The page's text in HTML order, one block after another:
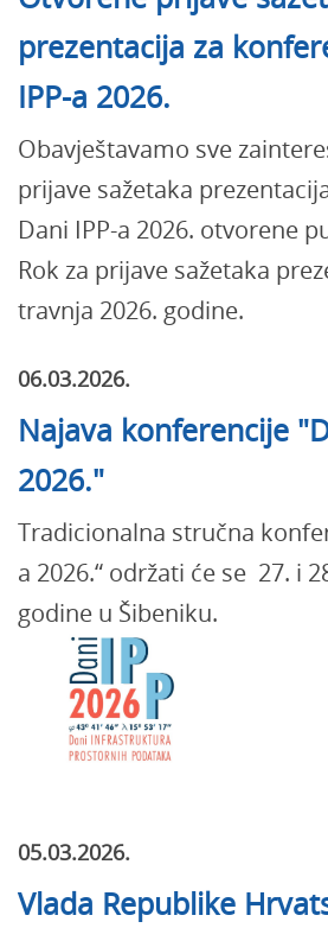
prezentacija za
IPP-a 2026.
Obavještavamo sve
prijave sažetaka
Dani IPP-a 2026. otvorene
Rok za prijave sažetaka
travnja 2026. godine.
06.03.2026.
Najava konferencije
2026."
Tradicionalna stručna
a 2026.“ održati će se 27. i
godine u Šibeniku.
05.03.2026.
Vlada Republike